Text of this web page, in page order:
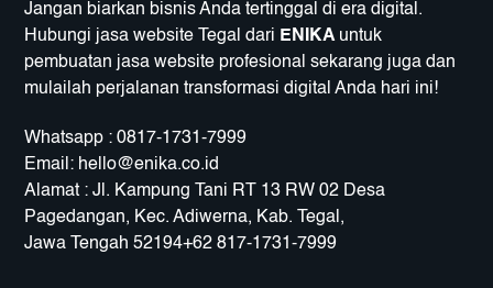
Jangan biarkan bisnis Anda tertinggal di era digital.
Hubungi jasa website Tegal dari ENIKA untuk
pembuatan jasa website profesional sekarang juga dan
mulailah perjalanan transformasi digital Anda hari ini!
Whatsapp : 0817-1731-7999
Email: hello@enika.co.id
Alamat : Jl. Kampung Tani RT 13 RW 02 Desa
Pagedangan, Kec. Adiwerna, Kab. Tegal,
Jawa Tengah 52194+62 817-1731-7999